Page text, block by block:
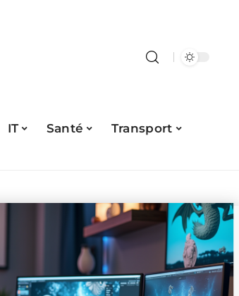
IT Santé
Transport